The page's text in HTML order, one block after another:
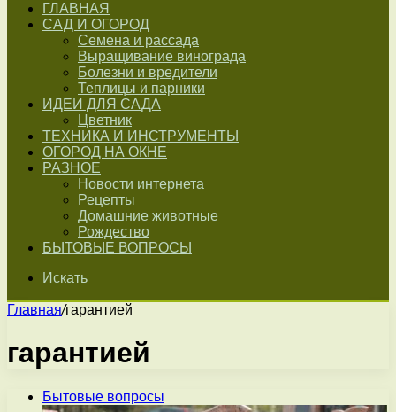
ГЛАВНАЯ
САД И ОГОРОД
Семена и рассада
Выращивание винограда
Болезни и вредители
Теплицы и парники
ИДЕИ ДЛЯ САДА
Цветник
ТЕХНИКА И ИНСТРУМЕНТЫ
ОГОРОД НА ОКНЕ
РАЗНОЕ
Новости интернета
Рецепты
Домашние животные
Рождество
БЫТОВЫЕ ВОПРОСЫ
Искать
Главная/гарантией
гарантией
Бытовые вопросы